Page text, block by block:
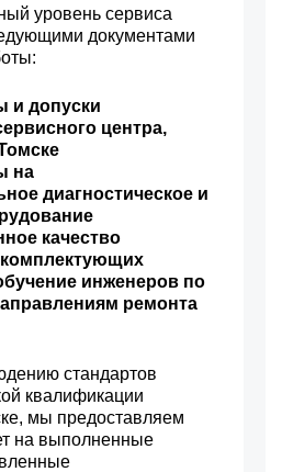
уровень сервиса
документами
и допуски
центра,
на
диагностическое и
качество
инженеров по
ремонта
стандартов
квалификации
мы предоставляем
на выполненные